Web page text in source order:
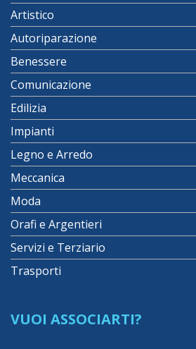
Artistico
Autoriparazione
Benessere
Comunicazione
Edilizia
Impianti
Legno e Arredo
Meccanica
Moda
Orafi e Argentieri
Servizi e Terziario
Trasporti
VUOI ASSOCIARTI?